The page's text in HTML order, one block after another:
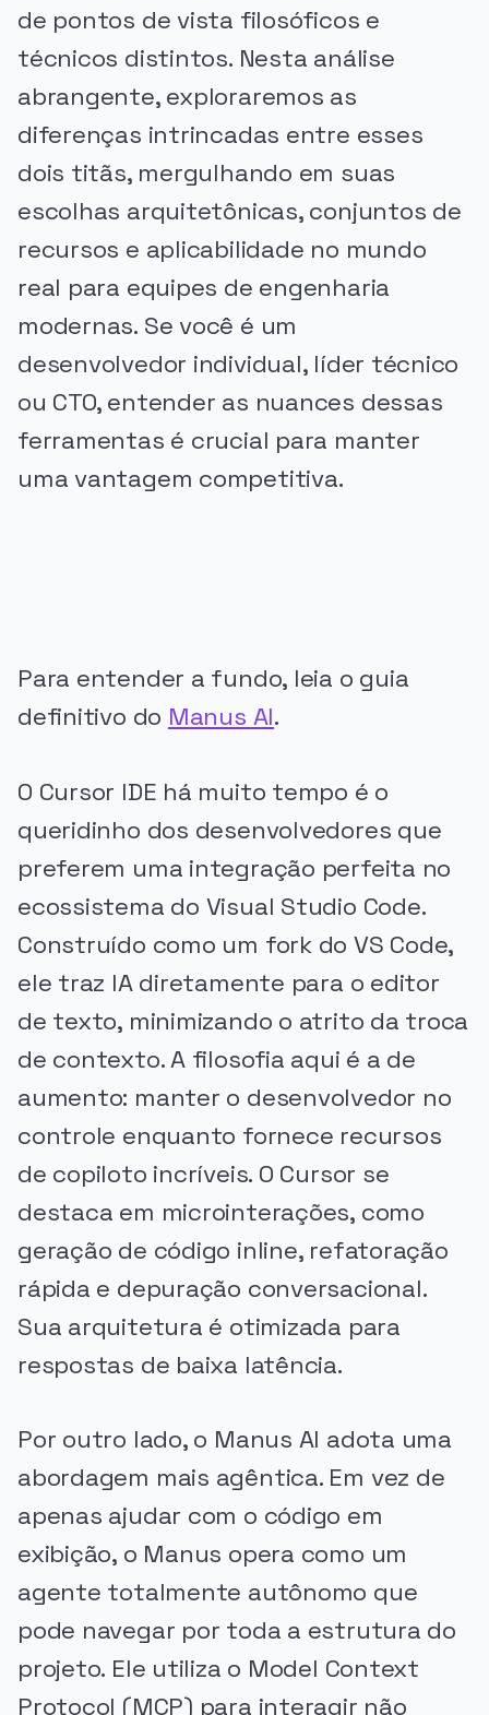
de pontos de vista filosóficos e
técnicos distintos. Nesta análise
abrangente, exploraremos as
diferenças intrincadas entre esses
dois titãs, mergulhando em suas
escolhas arquitetônicas, conjuntos de
recursos e aplicabilidade no mundo
real para equipes de engenharia
modernas. Se você é um
desenvolvedor individual, líder técnico
ou CTO, entender as nuances dessas
ferramentas é crucial para manter
uma vantagem competitiva.
Para entender a fundo, leia o guia
definitivo do Manus AI.
O Cursor IDE há muito tempo é o
queridinho dos desenvolvedores que
preferem uma integração perfeita no
ecossistema do Visual Studio Code.
Construído como um fork do VS Code,
ele traz IA diretamente para o editor
de texto, minimizando o atrito da troca
de contexto. A filosofia aqui é a de
aumento: manter o desenvolvedor no
controle enquanto fornece recursos
de copiloto incríveis. O Cursor se
destaca em microinterações, como
geração de código inline, refatoração
rápida e depuração conversacional.
Sua arquitetura é otimizada para
respostas de baixa latência.
Por outro lado, o Manus AI adota uma
abordagem mais agêntica. Em vez de
apenas ajudar com o código em
exibição, o Manus opera como um
agente totalmente autônomo que
pode navegar por toda a estrutura do
projeto. Ele utiliza o Model Context
Protocol (MCP) para interagir não